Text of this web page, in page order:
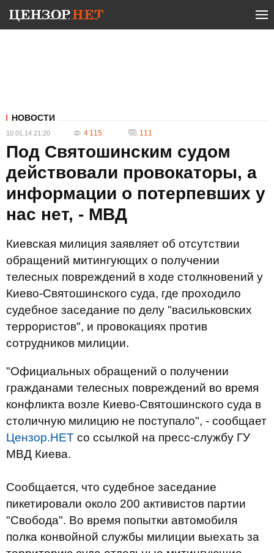
НОВОСТИ
10.01.14 21:20 4 115 111
Под Святошинским судом
действовали провокаторы, а
информации о потерпевших у
нас нет, - МВД
Киевская милиция заявляет об отсутствии
обращений митингующих о получении
телесных повреждений в ходе столкновений у
Киево-Святошинского суда, где проходило
судебное заседание по делу "васильковских
террористов", и провокациях против
сотрудников милиции.
"Официальных обращений о получении
гражданами телесных повреждений во время
конфликта возле Киево-Святошинского суда в
столичную милицию не поступало", - сообщает
Цензор.НЕТ со ссылкой на пресс-службу ГУ
МВД Киева.
Сообщается, что судебное заседание
пикетировали около 200 активистов партии
"Свобода". Во время попытки автомобиля
полка конвойной службы милиции выехать за